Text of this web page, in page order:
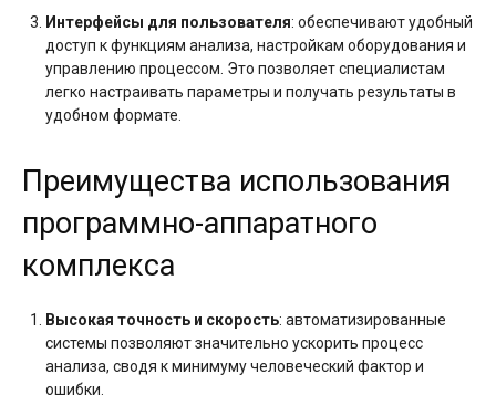
Интерфейсы для пользователя: обеспечивают удобный
доступ к функциям анализа, настройкам оборудования и
управлению процессом. Это позволяет специалистам
легко настраивать параметры и получать результаты в
удобном формате.
Преимущества использования
программно-аппаратного
комплекса
Высокая точность и скорость: автоматизированные
системы позволяют значительно ускорить процесс
анализа, сводя к минимуму человеческий фактор и
ошибки.